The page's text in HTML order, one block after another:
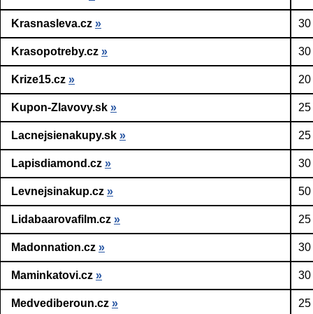
Krasnasleva.cz » 30
Krasopotreby.cz » 30
Krize15.cz »
Kupon-Zlavovy.sk »
Lacnejsienakupy.sk »
Lapisdiamond.cz » 30
Levnejsinakup.cz » 50
Lidabaarovafilm.cz »
Madonnation.cz » 30
Maminkatovi.cz » 30
Medvediberoun.cz »